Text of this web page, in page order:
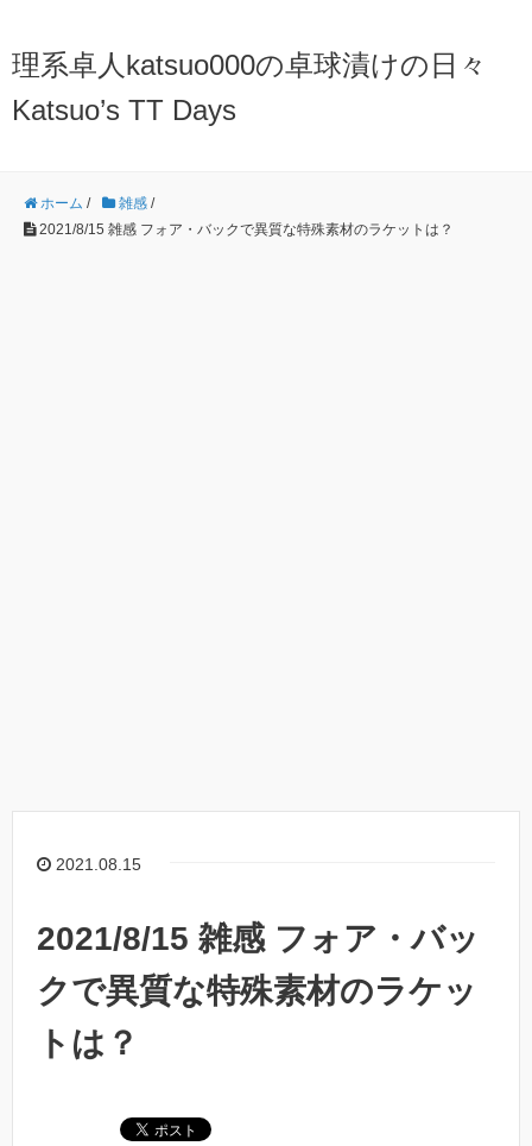
理系卓人katsuo000の卓球漬けの日々
Katsuo’s TT Days
ホーム / 雑感 /
2021/8/15 雑感 フォア・バックで異質な特殊素材のラケットは？
2021.08.15
2021/8/15 雑感 フォア・バッ
クで異質な特殊素材のラケッ
トは？